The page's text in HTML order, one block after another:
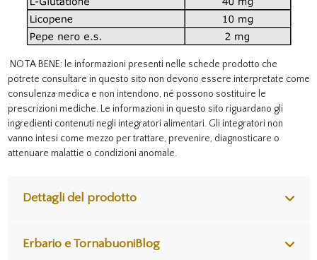
NOTA BENE: le informazioni presenti nelle schede prodotto che
potrete consultare in questo sito non devono essere interpretate come
consulenza medica e non intendono, né possono sostituire le
prescrizioni mediche. Le informazioni in questo sito riguardano gli
ingredienti contenuti negli integratori alimentari. Gli integratori non
vanno intesi come mezzo per trattare, prevenire, diagnosticare o
attenuare malattie o condizioni anomale.
Dettagli del prodotto
Erbario e TornabuoniBlog